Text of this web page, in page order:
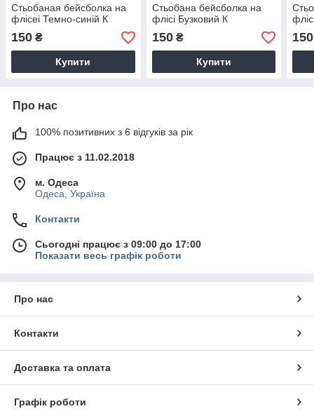
Стьобаная бейсболка на
флісеі Темно-синій К
150 ₴
Купити
Стьобана бейсболка на
флісі Бузковий К
150₴
Купити
150
Про нас
100% позитивних з 6 відгуків за рік
Працює з 11.02.2018
м. Одеса
Одеса, Україна
Контакти
Сьогодні працює з 09:00 до 17:00
Показати весь графік роботи
Про нас
Контакти
Доставка та оплата
Графік роботи